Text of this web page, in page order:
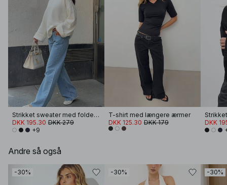
Strikket sweater med foldet ærme
DKK 195.30 DKK 279
+9
T-shirt med længere ærmer
DKK 125.30 DKK 179
DKK
Andre så også
-30% -30% -30%